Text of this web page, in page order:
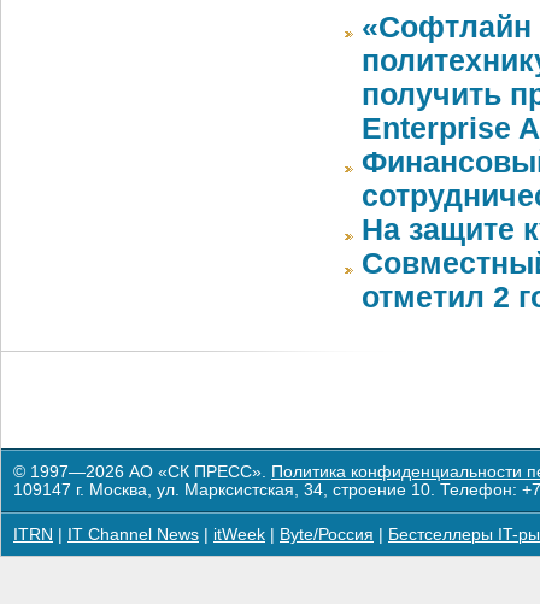
«Софтлайн
получить
Enterprise
На защите
отметил 2
© 1997—2026 АО «СК ПРЕСС». Политика конфиденциальности
109147 г. Москва, ул. Марксистская, 34, строение 10. Телефон:
ITRN IT Channel News itWeek Byte/Россия Бестселлеры IT-